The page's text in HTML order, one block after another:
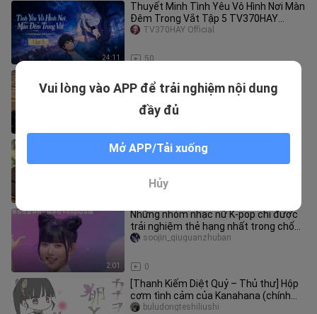
24:11
Thuyết Minh Tình Yêu Vô Hình Nơi Màn
Đêm Trong Vắt Tập 5 TV370HAY
Official
50
TV370HAY Official
sao vừa đến là phải trả nợ rồi
“Nếu như Tanjiro có thể nhìn thấy chỉ
số thiện cảm thì sẽ xảy ra điều gì?”
2:01
Những nhóm nhạc nữ K-pop chỉ được
trải nghiệm thẻ hạng nhất trong chốc
lát
0
soojin_qiuguanzhuban
[Thanh Kiếm Diệt Quỷ – Thủ thư] Hộp
cơm tình cảm của Kanahana (chính
CP: Tanjiro – Kanahana)
buludongteshiliushi
Vui lòng vào APP để trải nghiệm nội dung
đầy đủ
Mở APP/Tải xuống
Hủy